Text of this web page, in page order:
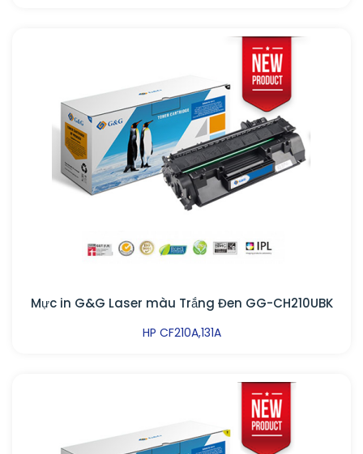
Mực in G&G Laser màu Trắng Đen GG-CH210UBK
HP CF210A,131A